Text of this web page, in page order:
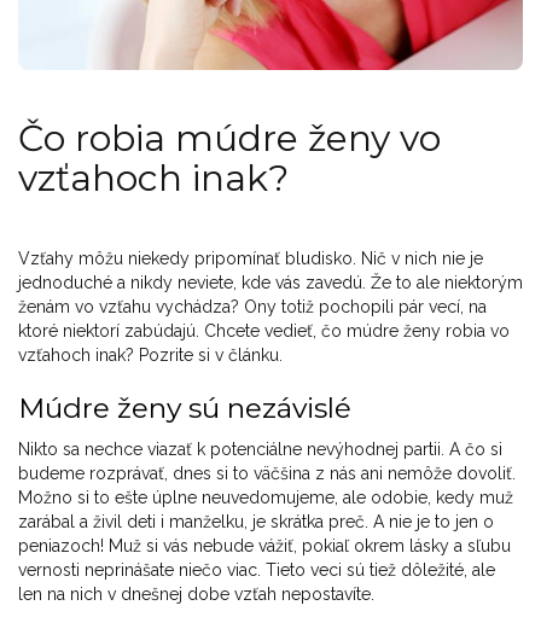
Čo robia múdre ženy vo
vzťahoch inak?
Vzťahy môžu niekedy pripomínať bludisko. Nič v nich nie je
jednoduché a nikdy neviete, kde vás zavedú. Že to ale niektorým
ženám vo vzťahu vychádza? Ony totiž pochopili pár vecí, na
ktoré niektorí zabúdajú. Chcete vedieť, čo múdre ženy robia vo
vzťahoch inak? Pozrite si v článku.
Múdre ženy sú nezávislé
Nikto sa nechce viazať k potenciálne nevýhodnej partii. A čo si
budeme rozprávať, dnes si to väčšina z nás ani nemôže dovoliť.
Možno si to ešte úplne neuvedomujeme, ale odobie, kedy muž
zarábal a živil deti i manželku, je skrátka preč. A nie je to jen o
peniazoch! Muž si vás nebude vážiť, pokiaľ okrem lásky a sľubu
vernosti neprinášate niečo viac. Tieto veci sú tiež dôležité, ale
len na nich v dnešnej dobe vzťah nepostavíte.